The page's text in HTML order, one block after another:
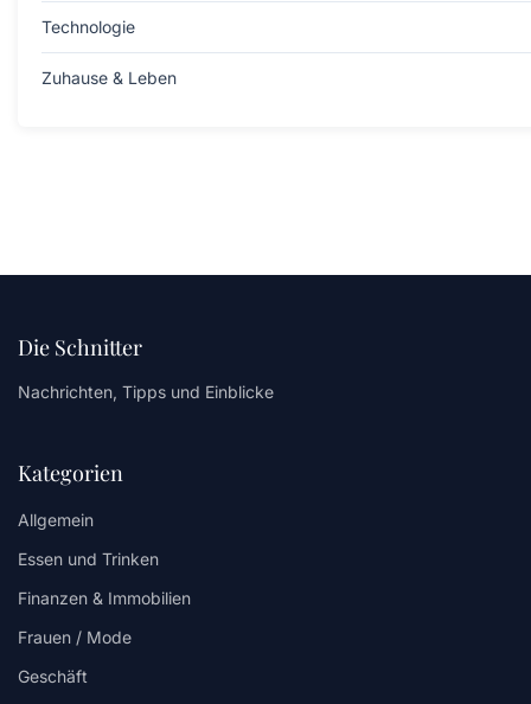
Technologie
Zuhause & Leben
Die Schnitter
Nachrichten, Tipps und Einblicke
Kategorien
Allgemein
Essen und Trinken
Finanzen & Immobilien
Frauen / Mode
Geschäft